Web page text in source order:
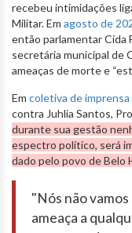
recebeu intimidações
Militar. Em agosto de
então parlamentar Cida
secretária municipal de
ameaças de morte e
Em coletiva de imprensa
contra Juhlia Santos,
durante sua gestão
espectro político, será
dado pelo povo de Belo
"Nós não
ameaça a